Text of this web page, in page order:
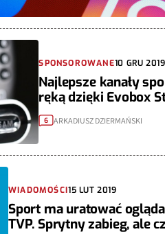
SPONSOROWANE10 GRU 2019
Najlepsze kanały
ręką dzięki Evobox
6 ARKADIUSZ DZIERMAŃSKI
WIADOMOŚCI15 LUT 2019
Sport ma uratować
TVP. Sprytny zabieg, ale